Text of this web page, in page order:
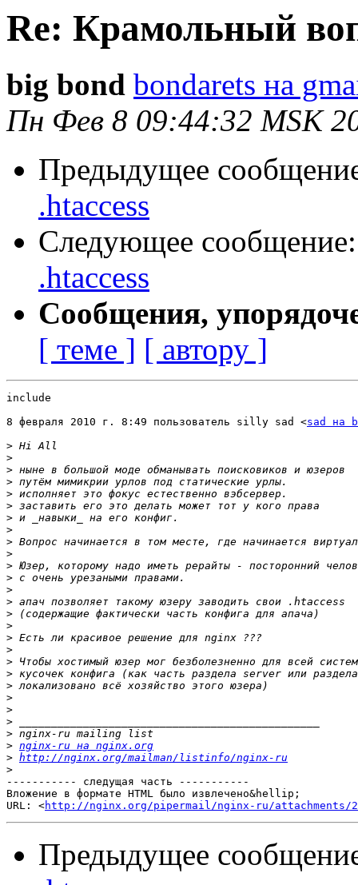
Re: Крамольный
big bond bondarets на
Пн Фев 8 09:44:32 MSK
Предыдущее
.htaccess
Следующее
.htaccess
Сообщения,
[ теме ] [ автору ]
include
8 февраля 2010 г. 8:49 пользователь silly sad <sad на
>
>
>
>
>
>
>
>
>
>
>
>
>
>
>
>
>
>
>
>
>
>
>
>
>
> nginx-ru на nginx.org
> http://nginx.org/mailman/listinfo/nginx-ru
>
----------- следущая часть -----------
Вложение в формате HTML было извлечено&hellip;
URL: <http://nginx.org/pipermail/nginx-ru/attachments/
Предыдущее